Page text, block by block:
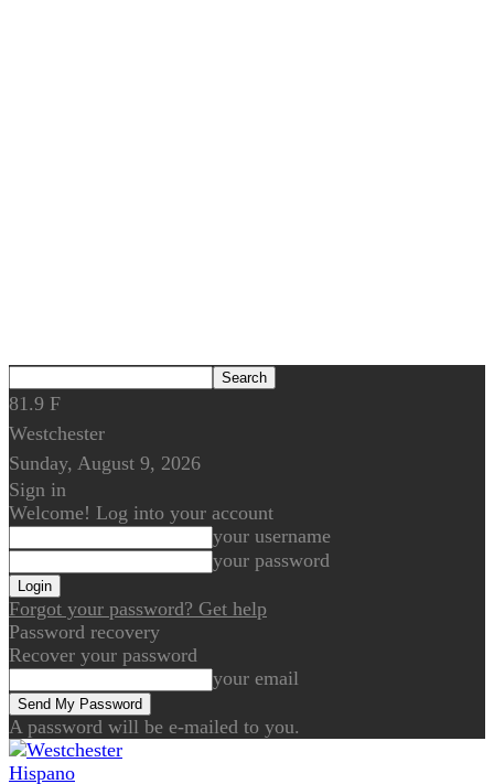
81.9 F
Westchester
Sunday, August 9, 2026
Sign in
Welcome! Log into your account
your username
your password
Forgot your password? Get help
Password recovery
Recover your password
your email
A password will be e-mailed to you.